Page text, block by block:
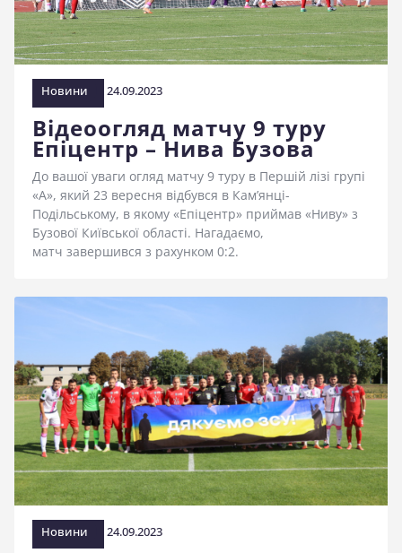
Новини 24.09.2023
Відеоогляд матчу 9 туру
Епіцентр – Нива Бузова
До вашої уваги огляд матчу 9 туру в Першій лізі групі
«А», який 23 вересня відбувся в Кам’янці-
Подільському, в якому «Епіцентр» приймав «Ниву» з
Бузової Київської області. Нагадаємо,
матч завершився з рахунком 0:2.
Новини 24.09.2023